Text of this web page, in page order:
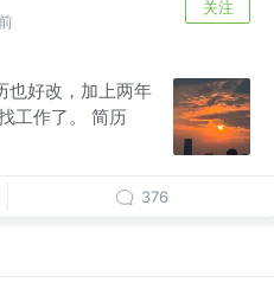
关注
也好改，加上两年
工作了。 简历
376